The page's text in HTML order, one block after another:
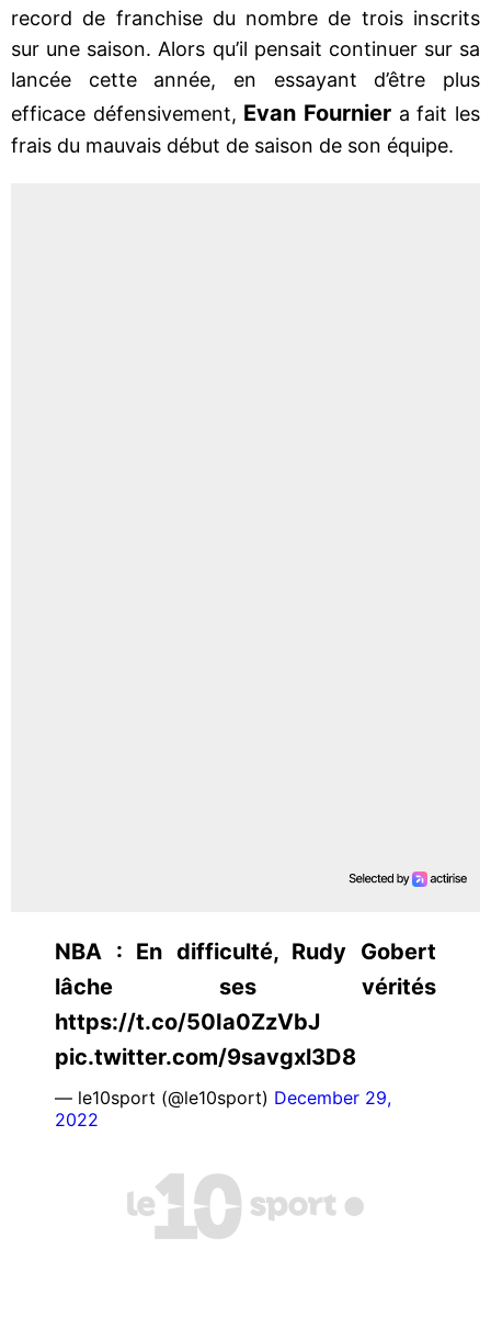
record de franchise du nombre de trois inscrits
sur une saison. Alors qu’il pensait continuer sur sa
lancée cette année, en essayant d’être plus
efficace défensivement, Evan Fournier a fait les
frais du mauvais début de saison de son équipe.
NBA : En difficulté, Rudy Gobert
lâche ses vérités
https://t.co/50Ia0ZzVbJ
pic.twitter.com/9savgxl3D8
— le10sport (@le10sport) December 29,
2022